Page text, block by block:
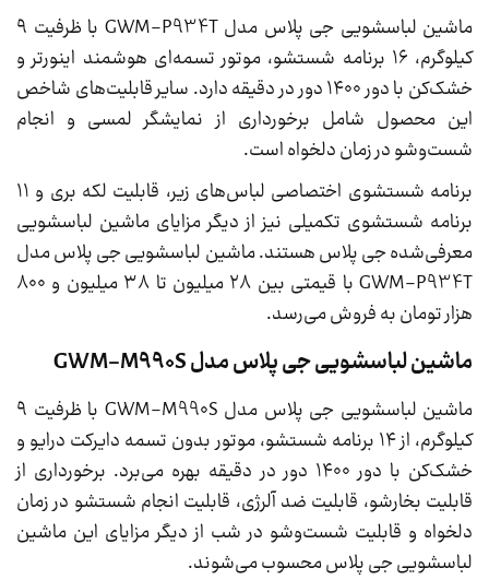
ماشین لباسشویی جی پلاس مدل GWM-P934T با ظرفیت ۹
کیلوگرم، ۱۶ برنامه شستشو، موتور تسمه‌ای هوشمند اینورتر و
خشک‌کن با دور ۱۴۰۰ دور در دقیقه دارد. سایر قابلیت‌های شاخص
این محصول شامل برخورداری از نمایشگر لمسی و انجام
شست‌وشو در زمان دلخواه است.
برنامه شستشوی اختصاصی لباس‌های زیر، قابلیت لکه بری و ۱۱
برنامه شستشوی تکمیلی نیز از دیگر مزایای ماشین لباسشویی
معرفی‌شده جی پلاس هستند. ماشین لباسشویی جی پلاس مدل
GWM-P934T با قیمتی بین ۲۸ میلیون تا ۳۸ میلیون و ۸۰۰
هزار تومان به فروش می‌رسد.
ماشین لباسشویی جی پلاس مدل GWM-M990S
ماشین لباسشویی جی پلاس مدل GWM-M990S با ظرفیت ۹
کیلوگرم، از ۱۴ برنامه شستشو، موتور بدون تسمه دایرکت درایو و
خشک‌کن با دور ۱۴۰۰ دور در دقیقه بهره می‌برد. برخورداری از
قابلیت بخارشو، قابلیت ضد آلرژی، قابلیت انجام شستشو در زمان
دلخواه و قابلیت شست‌وشو در شب از دیگر مزایای این ماشین
لباسشویی جی پلاس محسوب می‌شوند.